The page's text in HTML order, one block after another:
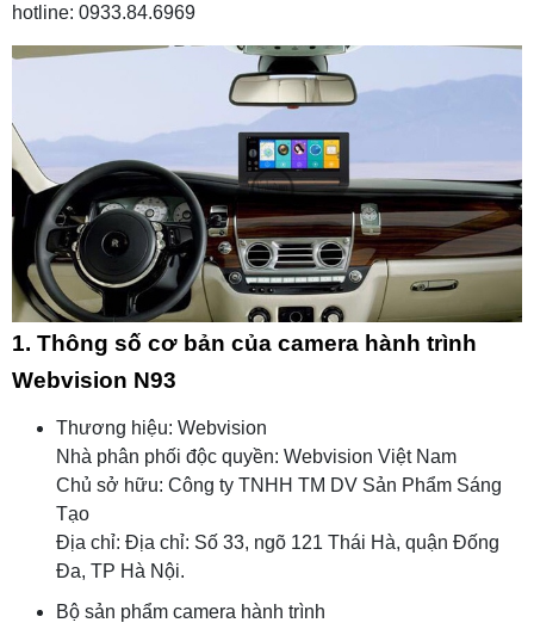
hotline: 0933.84.6969
1. Thông số cơ bản của camera hành trình
Webvision N93
Thương hiệu: Webvision
Nhà phân phối độc quyền: Webvision Việt Nam
Chủ sở hữu: Công ty TNHH TM DV Sản Phẩm Sáng
Tạo
Địa chỉ: Địa chỉ: Số 33, ngõ 121 Thái Hà, quận Đống
Đa, TP Hà Nội.
Bộ sản phẩm camera hành trình